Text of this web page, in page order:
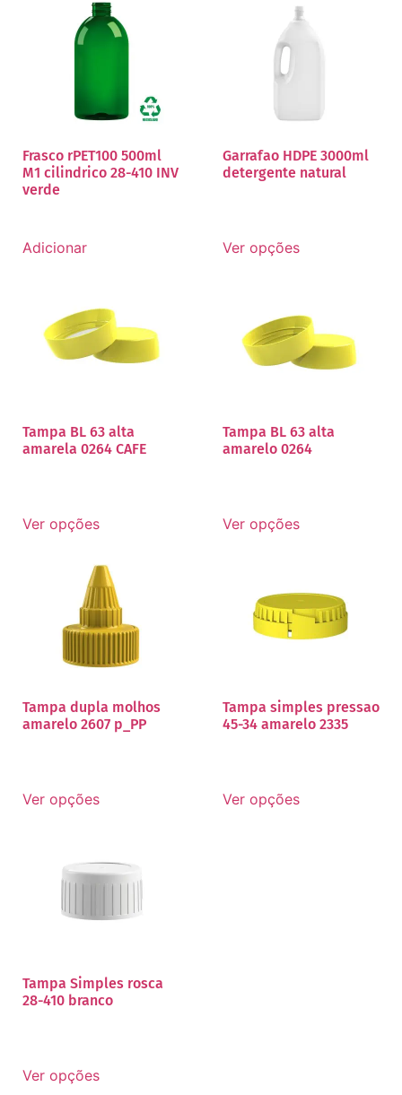
Frasco rPET100 500ml
M1 cilindrico 28-410 INV
verde
Adicionar
Garrafao HDPE 3000ml
detergente natural
Ver opções
Tampa BL 63 alta
amarela 0264 CAFE
Ver opções
Tampa BL 63 alta
amarelo 0264
Ver opções
Tampa dupla molhos
amarelo 2607 p_PP
Ver opções
Tampa simples pressao
45-34 amarelo 2335
Ver opções
Tampa Simples rosca
28-410 branco
Ver opções